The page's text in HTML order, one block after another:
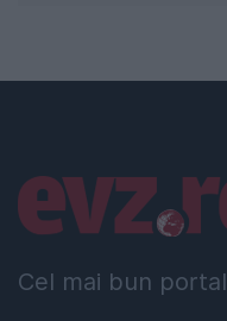
Cel mai bun
Linkuri utile